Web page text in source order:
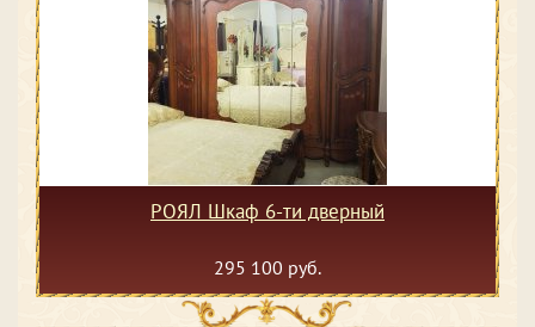
РОЯЛ Шкаф 6-ти дверный
295 100 руб.